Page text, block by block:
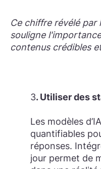
Ce chiffre révélé par
souligne
contenus crédibles
3. Utiliser des
Les modèles
quantifiables
réponses.
jour permet de